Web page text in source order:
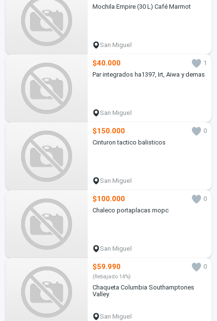
Mochila Empire (30 L) Café Marmot
San Miguel
$40.000
1
Par integrados ha1397, Irt, Aiwa y demas
San Miguel
$150.000
0
Cinturon tactico balisticos
San Miguel
$100.000
0
Chaleco portaplacas mopc
San Miguel
$59.990 0
(Rebajado 14%)
Chaqueta Columbia Southamptones
Valley
San Miguel